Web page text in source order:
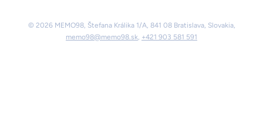
© 2026 MEMO98, Štefana Králika 1/A, 841 08 Bratislava, Slovakia,
memo98@memo98.sk, +421 903 581 591